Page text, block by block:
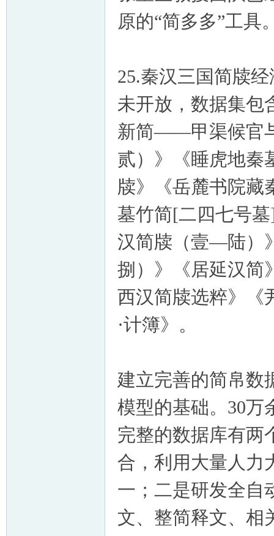
原的“简多多”工具
25.秦汉三国简牍
未开放，数据集
新简——甲渠候官
贰）》《睡虎地秦
牍》《岳麓书院藏
墓竹简[二四七号
汉简牍（壹—陆）
捌）》《居延汉简
西汉简牍选粹》《
·计簿》。
建立完善的简帛数
模型的基础。30万
完整的数据库有两
合，利用大量人力
一；二是研发全自
文、整简释文、相